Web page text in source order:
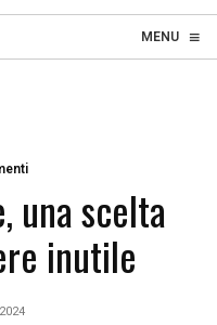
MENU ≡
☰
una scelta
inutile